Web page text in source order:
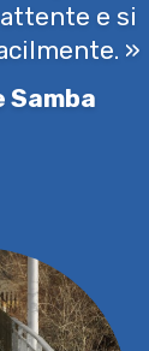
e si
»
Samba